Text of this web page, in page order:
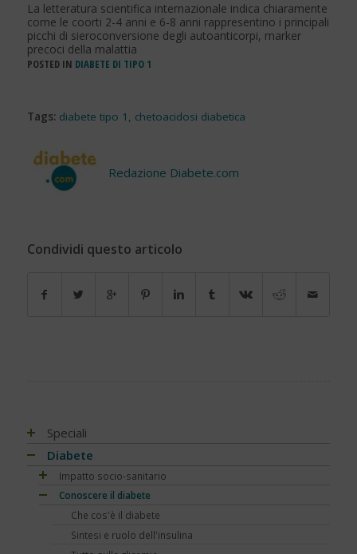
La letteratura scientifica internazionale indica chiaramente
come le coorti 2-4 anni e 6-8 anni rappresentino i principali
picchi di sieroconversione degli autoanticorpi, marker
precoci della malattia
POSTED IN DIABETE DI TIPO 1
Tags: diabete tipo 1 , chetoacidosi diabetica
Redazione Diabete.com
Condividi questo articolo
Speciali
Antiossidanti e radicali liberi
Assistenza e diabete
Associazioni di pazienti con diabete
Automonitoraggio glicemia
Centenario dell'insulina
Diabete
Impatto socio-sanitario
Mondo, Europa
Italia
Regioni
Conoscere il diabete
Che cos'è il diabete
Sintesi e ruolo dell'insulina